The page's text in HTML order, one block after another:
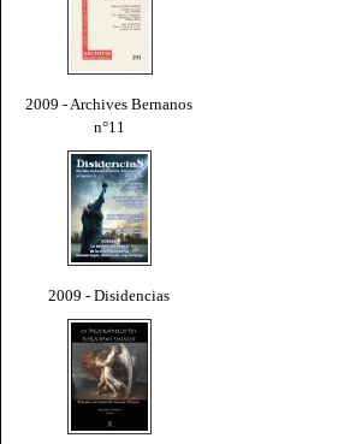
2009 - Archives Bernanos
n°11
2009 - Disidencias